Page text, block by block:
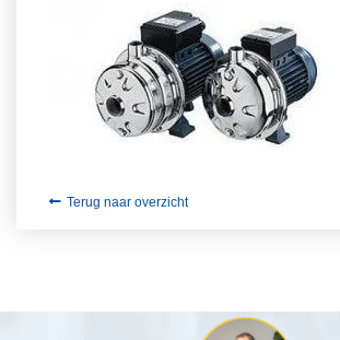
Terug naar overzicht